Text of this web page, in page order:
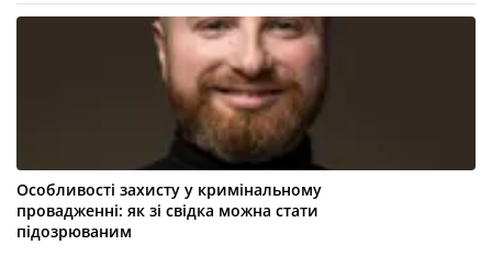
Особливості захисту у кримінальному
провадженні: як зі свідка можна стати
підозрюваним